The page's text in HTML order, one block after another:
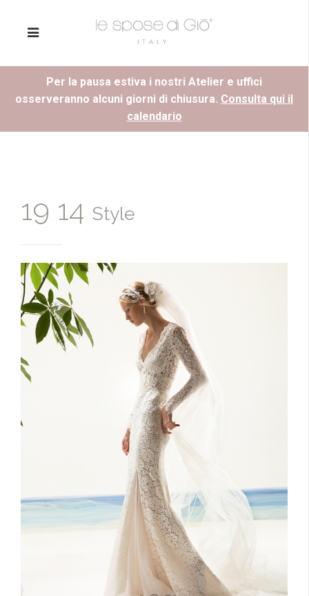
Per la pausa estiva i nostri Atelier e uffici
osserveranno alcuni giorni di chiusura. Consulta qui il
calendario
19 14 Style